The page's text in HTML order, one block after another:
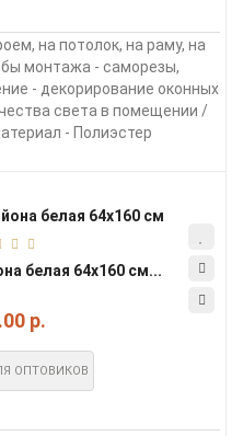
на потолок, на раму, на
монтажа - саморезы,
- декорирование оконных
света в помещении /
- Полиэстер
белая 64х160 см...
р.
ОПТОВИКОВ